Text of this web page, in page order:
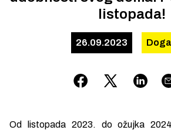
listopada!
26.09.2023
Od listopada 2023. do ožujka